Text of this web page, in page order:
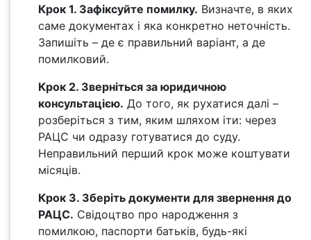
Крок 1. Зафіксуйте помилку. Визначте, в яких
саме документах і яка конкретно неточність.
Запишіть – де є правильний варіант, а де
помилковий.
Крок 2. Зверніться за юридичною
консультацією. До того, як рухатися далі –
розберіться з тим, яким шляхом іти: через
РАЦС чи одразу готуватися до суду.
Неправильний перший крок може коштувати
місяців.
Крок 3. Зберіть документи для звернення до
РАЦС. Свідоцтво про народження з
помилкою, паспорти батьків, будь-які